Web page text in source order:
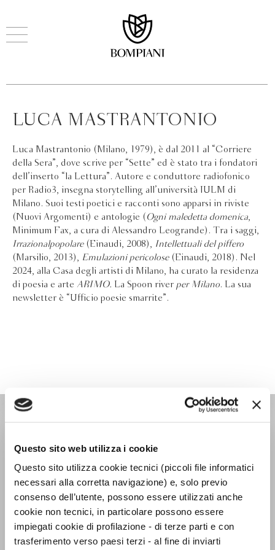
Questo sito web utilizza i cookie
Questo sito utilizza cookie tecnici (piccoli file informatici
necessari alla corretta navigazione) e, solo previo
consenso dell’utente, possono essere utilizzati anche
cookie non tecnici, in particolare possono essere
impiegati cookie di profilazione - di terze parti e con
trasferimento verso paesi terzi - al fine di inviarti
LUCA MASTRANTONIO
Luca Mastrantonio (Milano, 1979), è dal 2011 al “Corriere
della Sera”, dove scrive per “Sette” ed è stato tra i fondatori
dell’inserto “la Lettura”. Autore e conduttore radiofonico
per Radio3, insegna storytelling all’università IULM di
Milano. Suoi testi poetici e racconti sono apparsi in riviste
(Nuovi Argomenti) e antologie ( Ogni maledetta domenica,
Minimum Fax, a cura di Alessandro Leogrande). Tra i saggi,
Irrazionalpopolare(Einaudi, 2008), Intellettuali del piffero
(Marsilio, 2013), Emulazioni pericolose(Einaudi, 2018). Nel
2024, alla Casa degli artisti di Milano, ha curato la residenza
di poesia e arte ARIMO. La Spoon river per Milano. La sua
newsletter è “Ufficio poesie smarrite”.